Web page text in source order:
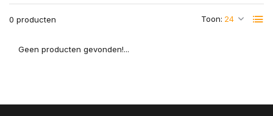
0 producten Toon:
Geen producten gevonden!...